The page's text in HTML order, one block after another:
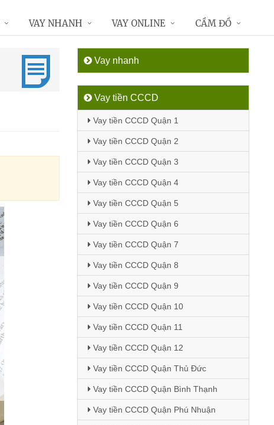
Vay nhanh
Vay tiền CCCD
Vay tiền CCCD Quận 1
Vay tiền CCCD Quận 2
Vay tiền CCCD Quận 3
Vay tiền CCCD Quận 4
Vay tiền CCCD Quận 5
Vay tiền CCCD Quận 6
Vay tiền CCCD Quận 7
Vay tiền CCCD Quận 8
Vay tiền CCCD Quận 9
Vay tiền CCCD Quận 10
Vay tiền CCCD Quận 11
Vay tiền CCCD Quận 12
Vay tiền CCCD Quận Thủ Đức
Vay tiền CCCD Quận Bình Thạnh
Vay tiền CCCD Quận Phú Nhuận
VAY NHANH VAY ONLINE CẦM ĐỒ